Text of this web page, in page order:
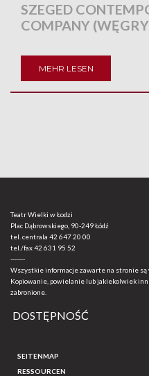
SZEGED
COMPANY
MEHR LESEN
Teatr Wielki w Łodzi
Plac Dąbrowskiego, 90-249 Łódź
tel. centrala 42 647 20 00
tel./fax42 631 95 52
-------
Wszystkie informacje zawarte na stronie są
Kopiowanie, powielanie lub jakiekolwiek
zabronione.
DOSTĘPNOŚĆ
SEITENMAP
RESSOURCEN